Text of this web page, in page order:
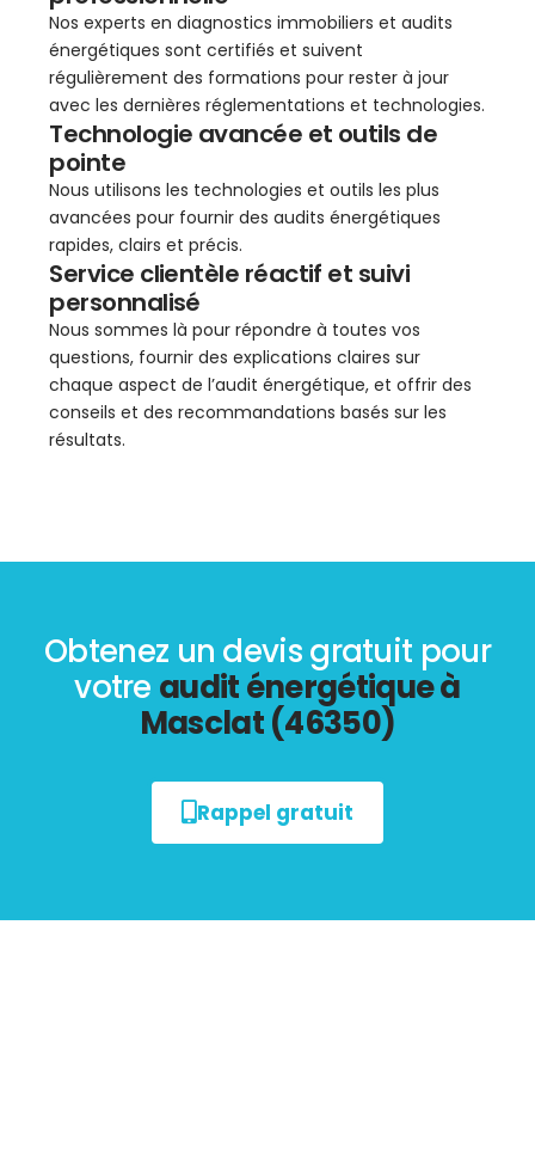
Nos experts en diagnostics immobiliers et audits
énergétiques sont certifiés et suivent
régulièrement des formations pour rester à jour
avec les dernières réglementations et technologies.
Technologie avancée et outils de
pointe
Nous utilisons les technologies et outils les plus
avancées pour fournir des audits énergétiques
rapides, clairs et précis.
Service clientèle réactif et suivi
personnalisé
Nous sommes là pour répondre à toutes vos
questions, fournir des explications claires sur
chaque aspect de l’audit énergétique, et offrir des
conseils et des recommandations basés sur les
résultats.
Obtenez un devis gratuit pour
votre audit énergétique à
Masclat (46350)
Rappel gratuit